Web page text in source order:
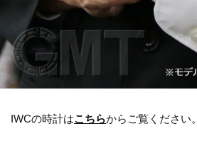
IWCの時計はこちらからご覧ください。